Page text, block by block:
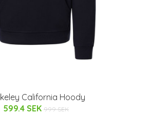
California Hoody
599.4 SEK 999 SEK